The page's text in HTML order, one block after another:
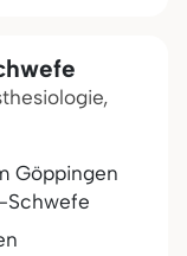
Göppingen
Schwefe